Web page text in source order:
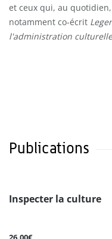
et ceux qui, au
notamment co-écrit
l'administration culturelle
Publications
Inspecter la culture